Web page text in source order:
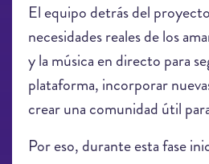
El equipo detrás del
necesidades reales de los
y la música en directo para
plataforma, incorporar
crear una comunidad útil
Por eso, durante esta fase